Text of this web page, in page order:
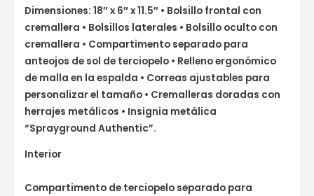
Dimensiones: 18″ x 6″ x 11.5″ • Bolsillo frontal con
cremallera • Bolsillos laterales • Bolsillo oculto con
cremallera • Compartimento separado para
anteojos de sol de terciopelo • Relleno ergonómico
de malla en la espalda • Correas ajustables para
personalizar el tamaño • Cremalleras doradas con
herrajes metálicos • Insignia metálica
“Sprayground Authentic”.
Interior
Compartimento de terciopelo separado para